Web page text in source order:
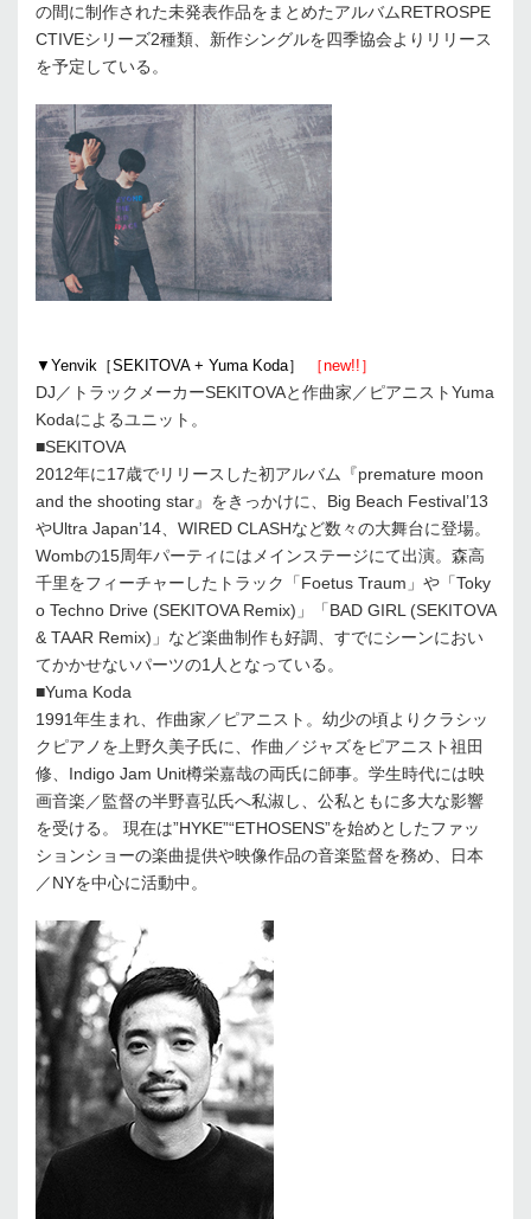
の間に制作された未発表作品をまとめたアルバムRETROSPE
CTIVEシリーズ2種類、新作シングルを四季協会よりリリース
を予定している。
▼Yenvik［SEKITOVA + Yuma Koda］ ［new!!］
DJ／トラックメーカーSEKITOVAと作曲家／ピアニストYuma
Kodaによるユニット。
■SEKITOVA
2012年に17歳でリリースした初アルバム『premature moon
and the shooting star』をきっかけに、Big Beach Festival’13
やUltra Japan’14、WIRED CLASHなど数々の大舞台に登場。
Wombの15周年パーティにはメインステージにて出演。森高
千里をフィーチャーしたトラック「Foetus Traum」や「Toky
o Techno Drive (SEKITOVA Remix)」「BAD GIRL (SEKITOVA
& TAAR Remix)」など楽曲制作も好調、すでにシーンにおい
てかかせないパーツの1人となっている。
■Yuma Koda
1991年生まれ、作曲家／ピアニスト。幼少の頃よりクラシッ
クピアノを上野久美子氏に、作曲／ジャズをピアニスト祖田
修、Indigo Jam Unit樽栄嘉哉の両氏に師事。学生時代には映
画音楽／監督の半野喜弘氏へ私淑し、公私ともに多大な影響
を受ける。 現在は”HYKE”“ETHOSENS”を始めとしたファッ
ションショーの楽曲提供や映像作品の音楽監督を務め、日本
／NYを中心に活動中。